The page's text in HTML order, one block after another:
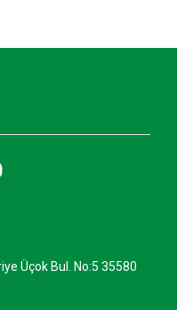
Üçok Bul. No:5 35580